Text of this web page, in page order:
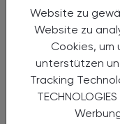
Website zu
Website zu
Cookies,
unterstützen
Tracking
19.03.2024 ,
Uhr)
Doping-
Was
Frosch?